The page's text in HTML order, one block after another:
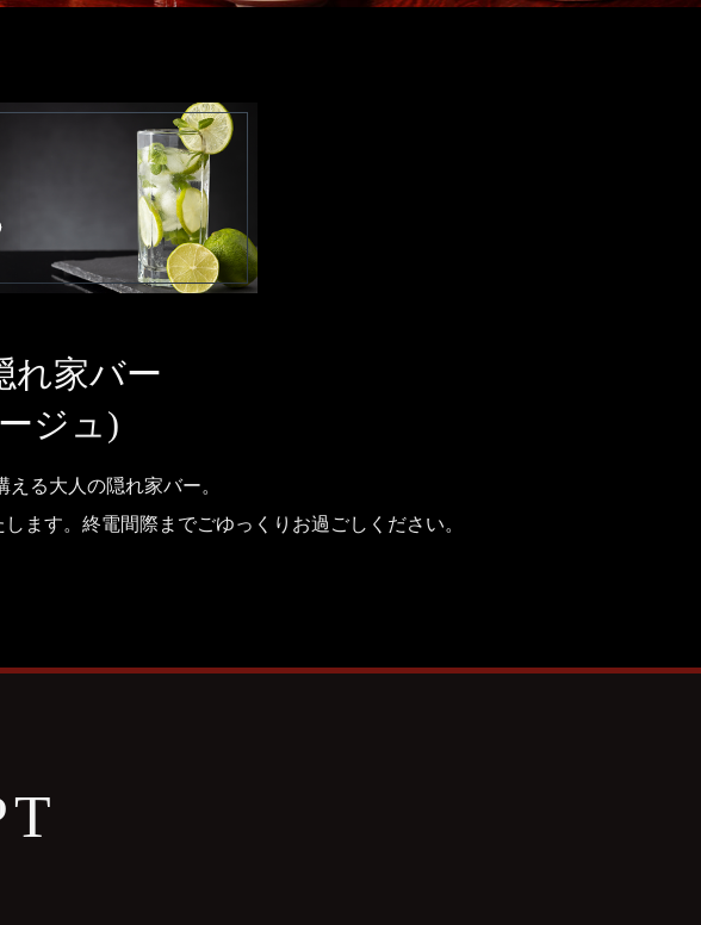
れ家バー
ジュ)
る大人の隠れ家バー。
ます。終電間際までごゆっくりお過ごしください。